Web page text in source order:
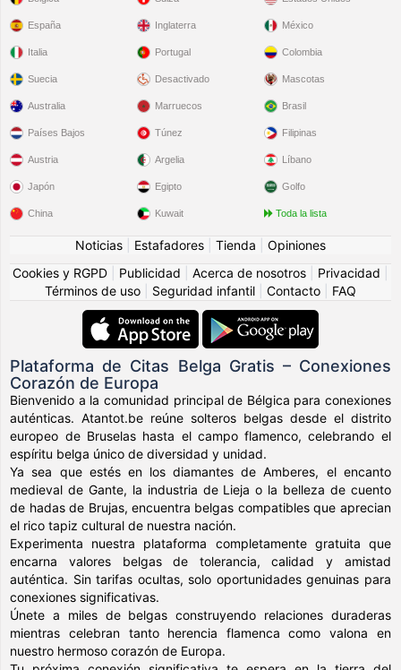
España
Italia
Suecia
Inglaterra
Portugal
Desactivado
México
Colombia
Mascotas
Australia
Países Bajos
Austria
Japón
China
Marruecos
Túnez
Argelia
Egipto
Kuwait
Brasil
Filipinas
Líbano
Golfo
Toda la lista
Noticias Estafadores Tienda
Opiniones
Cookies y RGPD
Publicidad Acerca de nosotros Privacidad
Términos de uso
Seguridad infantil Contacto FAQ
Plataforma de Citas Belga Gratis – Conexiones
Corazón de Europa
Bienvenido a la comunidad principal de Bélgica para conexiones
auténticas. Atantot.be reúne solteros belgas desde el distrito
europeo de Bruselas hasta el campo flamenco, celebrando el
espíritu belga único de diversidad y unidad.
Ya sea que estés en los diamantes de Amberes, el encanto
medieval de Gante, la industria de Lieja o la belleza de cuento
de hadas de Brujas, encuentra belgas compatibles que aprecian
el rico tapiz cultural de nuestra nación.
Experimenta nuestra plataforma completamente gratuita que
encarna valores belgas de tolerancia, calidad y amistad
auténtica. Sin tarifas ocultas, solo oportunidades genuinas para
conexiones significativas.
Únete a miles de belgas construyendo relaciones duraderas
mientras celebran tanto herencia flamenca como valona en
nuestro hermoso corazón de Europa.